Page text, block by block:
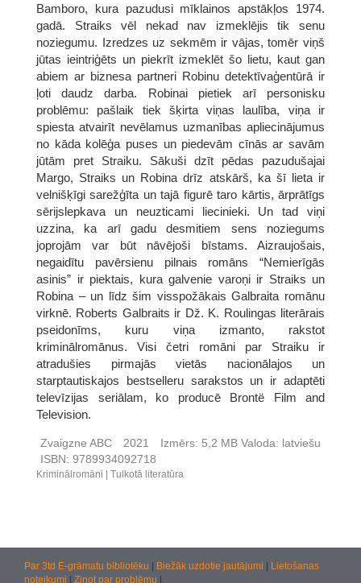
Bamboro, kura pazudusi mīklainos apstākļos 1974.
gadā. Straiks vēl nekad nav izmeklējis tik senu
noziegumu. Izredzes uz sekmēm ir vājas, tomēr viņš
jūtas ieintriģēts un piekrīt izmeklēt šo lietu, kaut gan
abiem ar biznesa partneri Robinu detektīvaģentūrā ir
ļoti daudz darba. Robinai pietiek arī personisku
problēmu: pašlaik tiek šķirta viņas laulība, viņa ir
spiesta atvairīt nevēlamus uzmanības apliecinājumus
no kāda kolēģa puses un piedevām cīnās ar savām
jūtām pret Straiku. Sākuši dzīt pēdas pazudušajai
Margo, Straiks un Robina drīz atskārš, ka šī lieta ir
velnišķīgi sarežģīta un tajā figurē taro kārtis, ārprātīgs
sērijslepkava un neuzticami liecinieki. Un tad viņi
uzzina, ka arī gadu desmitiem sens noziegums
joprojām var būt nāvējoši bīstams. Aizraujošais,
negaidītu pavērsienu pilnais romāns “Nemierīgās
asinis” ir piektais, kura galvenie varoņi ir Straiks un
Robina – un līdz šim visspožākais Galbraita romānu
virknē. Roberts Galbraits ir Dž. K. Roulingas literārais
pseidonīms, kuru viņa izmanto, rakstot
kriminālromānus. Visi četri romāni par Straiku ir
atradušies pirmajās vietās nacionālajos un
starptautiskajos bestselleru sarakstos un ir adaptēti
televīzijas seriālam, ko producē Brontë Film and
Television.
Zvaigzne ABC 2021 Izmērs: 5,2 MB Valoda: latviešu
ISBN: 9789934092718
Kriminālromāni Tulkotā literatūra
Par 3td E-grāmatu bibliotēku Biežāk uzdotie jautājumi
Lietošanas
noteikumi
Ziņot par problēmu